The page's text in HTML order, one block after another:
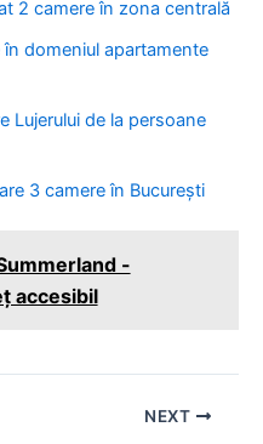
2 camere în zona centrală
domeniul apartamente
Lujerului de la persoane
3 camere în București
-
accesibil
NEXT